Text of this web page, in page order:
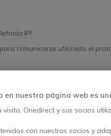
IP!
comunicarse utilizado el
40 de 67
en nuestra página web es
visita, Onedirect y sus socios
con nuestros socios y